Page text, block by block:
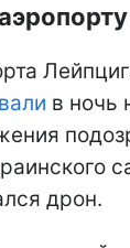
в ночь
дрон.